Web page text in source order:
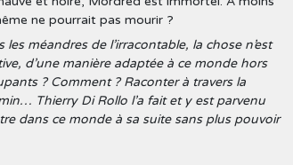
ne pourrait pas mourir ?
méandres de l’irracontable, la chose n’est
d’une manière adaptée à ce monde hors
? Comment ? Raconter à travers la
Thierry Di Rollo l’a fait et y est parvenu
dans ce monde à sa suite sans plus pouvoir